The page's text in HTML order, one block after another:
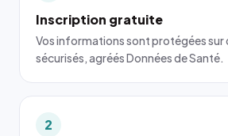
Inscription gratuite
Vos informations sont protégées sur
sécurisés, agréés Données de Santé.
2